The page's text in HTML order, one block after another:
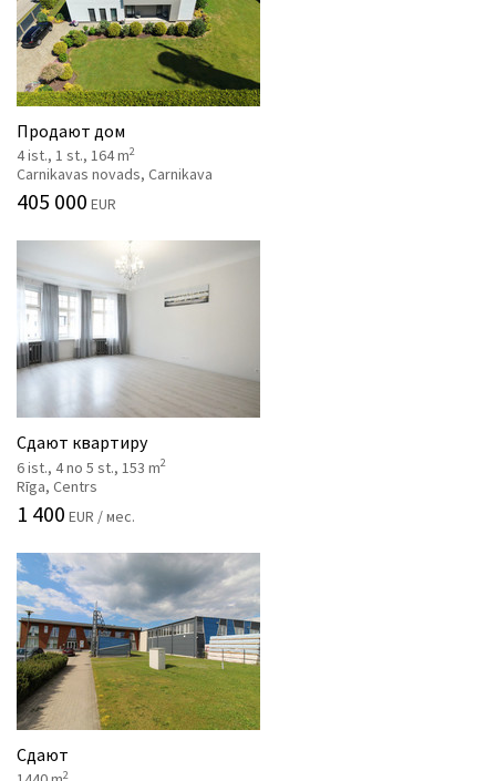
Продают дом
4 ist., 1 st., 164 m2
Carnikavas novads, Carnikava
405 000 EUR
Сдают квартиру
6 ist., 4 no 5 st., 153 m2
Rīga, Centrs
1 400 EUR / мес.
Сдают
2